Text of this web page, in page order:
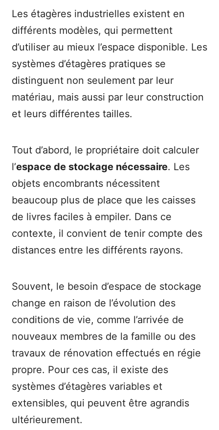
Les étagères industrielles existent en
différents modèles, qui permettent
d’utiliser au mieux l’espace disponible. Les
systèmes d’étagères pratiques se
distinguent non seulement par leur
matériau, mais aussi par leur construction
et leurs différentes tailles.
Tout d’abord, le propriétaire doit calculer
l’espace de stockage nécessaire. Les
objets encombrants nécessitent
beaucoup plus de place que les caisses
de livres faciles à empiler. Dans ce
contexte, il convient de tenir compte des
distances entre les différents rayons.
Souvent, le besoin d’espace de stockage
change en raison de l’évolution des
conditions de vie, comme l’arrivée de
nouveaux membres de la famille ou des
travaux de rénovation effectués en régie
propre. Pour ces cas, il existe des
systèmes d’étagères variables et
extensibles, qui peuvent être agrandis
ultérieurement.